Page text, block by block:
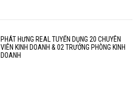
PHÁT HƯNG REAL TUYỂN DỤNG 20 CHUYÊN
VIÊN KINH DOANH & 02 TRƯỞNG PHÒNG KINH
DOANH